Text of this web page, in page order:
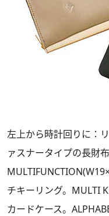
左上から時計回りに：
ァスナータイプの長財
チキーリング。MULTI
カードケース。